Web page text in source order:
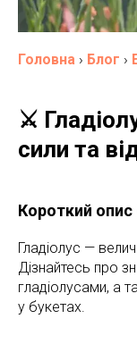
Головна › Блог ›
⚔️
сили та
Короткий
Гладіолус —
Дізнайтесь про
гладіолусами, а
у букетах.